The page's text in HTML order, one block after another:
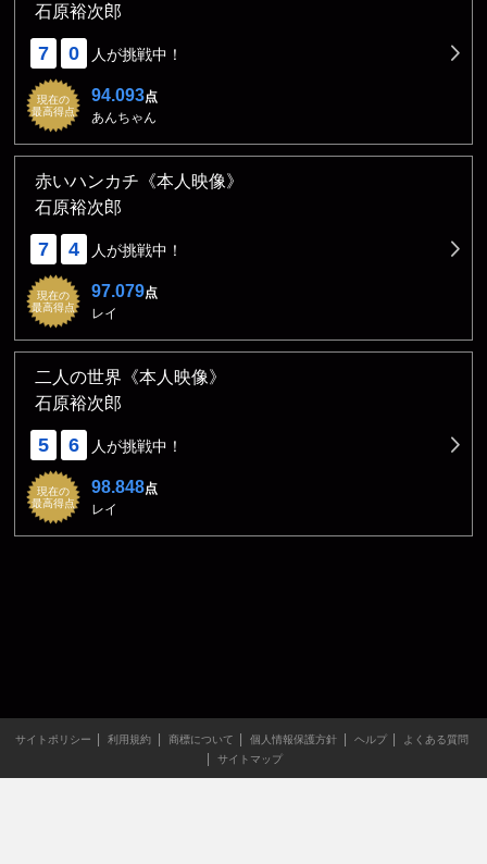
石原裕次郎
7 0 人が挑戦中！
現在の
最高得点
94.093点
あんちゃん
赤いハンカチ《本人映像》
石原裕次郎
7 4 人が挑戦中！
現在の
最高得点
97.079点
レイ
二人の世界《本人映像》
石原裕次郎
5 6 人が挑戦中！
現在の
最高得点
98.848点
レイ
サイトポリシー 利用規約 商標について 個人情報保護方針 ヘルプ
よくある質問
サイトマップ